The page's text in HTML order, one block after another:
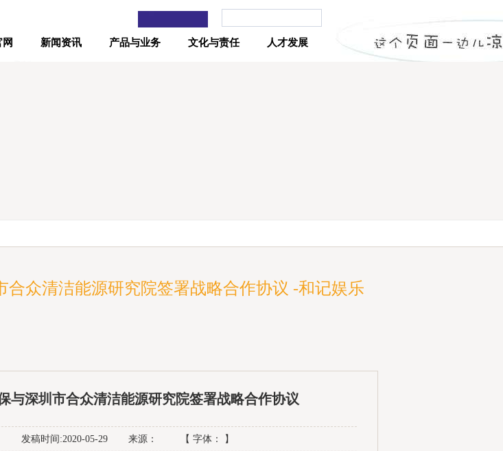
新闻资讯 产品与业务 文化与责任 人才发展
合众清洁能源研究院签署战略合作协议 -和记娱乐
与深圳市合众清洁能源研究院签署战略合作协议
发稿时间:2020-05-29 来源： 【 字体： 】